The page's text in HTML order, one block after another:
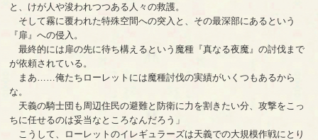
と、けが人や浚われつつある人々の救護。
そして霧に覆われた特殊空間への突入と、その最深部にあるという
『扉』への侵入。
最終的には扉の先に待ち構えるという魔種『真なる夜魔』の討伐まで
が依頼されている。
まあ……俺たちローレットには魔種討伐の実績がいくつもあるから
な。
天義の騎士団も周辺住民の避難と防衛に力を割きたい分、攻撃をこっ
ちに任せるのは妥当なところなんだろう」
こうして、ローレットのイレギュラーズは天義での大規模作戦にとり